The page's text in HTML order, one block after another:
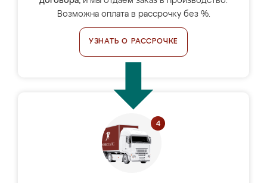
Возможна оплата в рассрочку без %.
УЗНАТЬ О РАССРОЧКЕ